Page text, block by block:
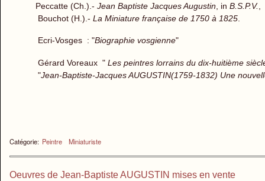
Peccatte (Ch.).- Jean Baptiste Jacques Augustin , in B.S.P.V.
Bouchot (H.).- La Miniature française de 1750 à 1825
Ecri-Vosges : "Biographie vosgienne"
Gérard Voreaux " Les peintres lorrains du dix-huitième
"Jean-Baptiste-Jacques AUGUSTIN(1759-1832) Une
Catégorie: Peintre Miniaturiste
Oeuvres de Jean-Baptiste AUGUSTIN mises en vente